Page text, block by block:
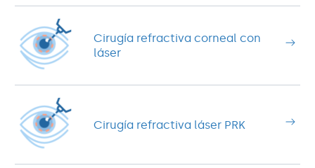
Cirugía refractiva corneal con
láser
Cirugía refractiva láser PRK